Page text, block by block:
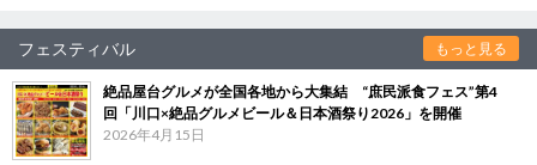
フェスティバル もっと見る
絶品屋台グルメが全国各地から大集結 “庶民派食フェス”第4
回「川口×絶品グルメビール＆日本酒祭り2026」を開催
2026年4月15日